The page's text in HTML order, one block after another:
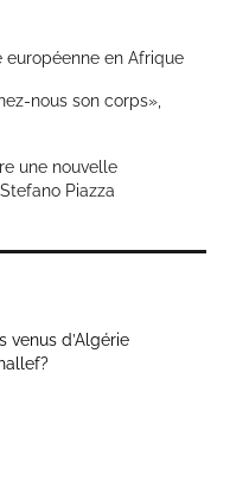
européenne en Afrique
nous son corps»,
une nouvelle
Piazza
venus d’Algérie